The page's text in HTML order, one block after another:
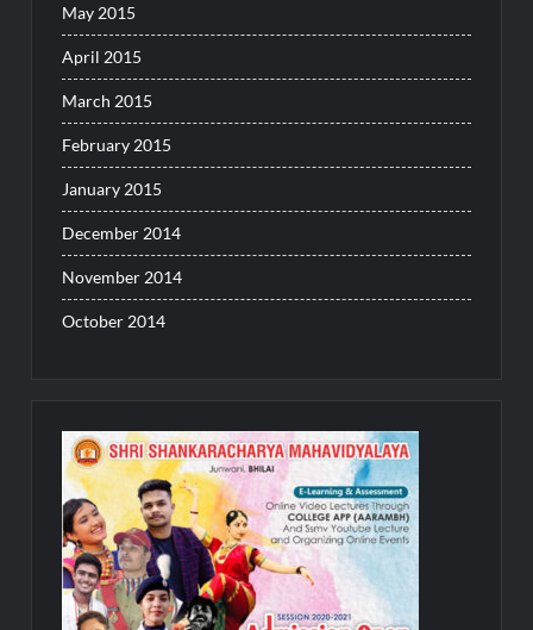
May 2015
April 2015
March 2015
February 2015
January 2015
December 2014
November 2014
October 2014